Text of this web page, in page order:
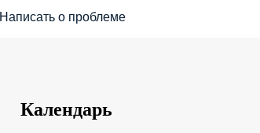
Написать о проблеме
Календарь